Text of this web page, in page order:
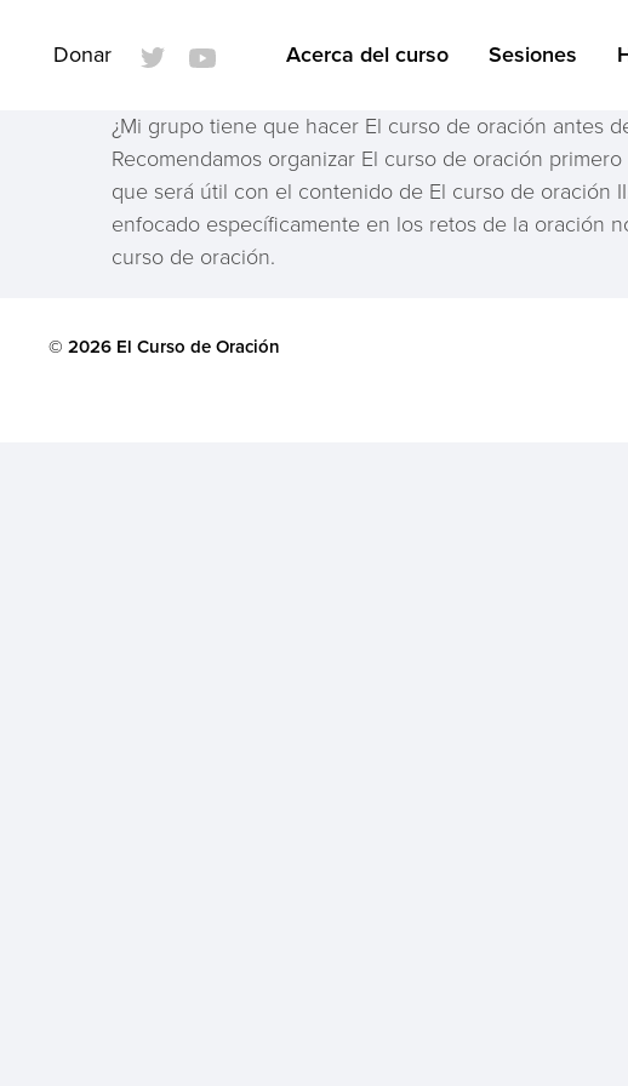
Acerca del curso Sesiones
Donar
¿Mi grupo tiene que hacer El curso de oración antes
Recomendamos organizar El curso de oración
que será útil con el contenido de El curso de oración
enfocado específicamente en los retos de la oración
curso de oración.
© 2026 El Curso de Oración